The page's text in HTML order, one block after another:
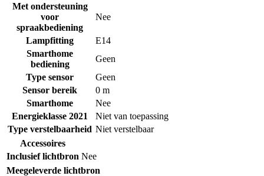
Met ondersteuning
voor
spraakbediening
Nee
Lampfitting
E14
Smarthome
bediening
Geen
Type sensor
Geen
Sensor bereik
0 m
Smarthome
Nee
Energieklasse 2021
Niet van toepassing
Type verstelbaarheid Niet verstelbaar
Accessoires
Inclusief lichtbron Nee
Meegeleverde lichtbron